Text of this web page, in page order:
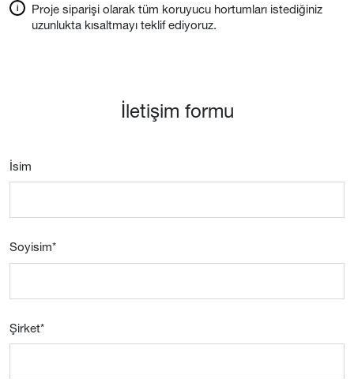
Proje siparişi olarak tüm koruyucu hortumları istediğiniz
uzunlukta kısaltmayı teklif ediyoruz.
İletişim formu
İsim
Soyisim*
Şirket*